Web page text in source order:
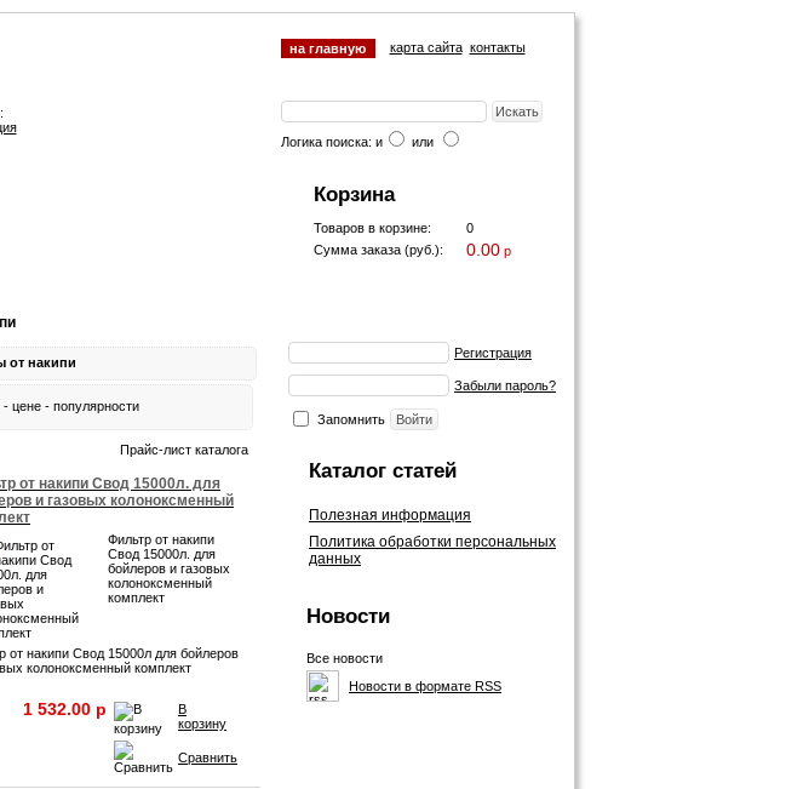
на главную карта сайта контакты
Логика поиска: и
или
Корзина
от накипи
- цене - популярности
Прайс-лист каталога
от накипи Свод 15000л. для
и газовых колоноксменный
Фильтр от накипи
Свод 15000л. для
бойлеров и газовых
колоноксменный
комплект
от накипи Свод 15000л для бойлеров
колоноксменный комплект
1 532.00 p
В
корзину
Сравнить
Товаров в корзине:
0
Сумма заказа (руб.):
0.00 p
Регистрация
Забыли пароль?
Запомнить
Каталог статей
Полезная информация
Политика обработки персональных
данных
Новости
Все новости
Новости в формате RSS